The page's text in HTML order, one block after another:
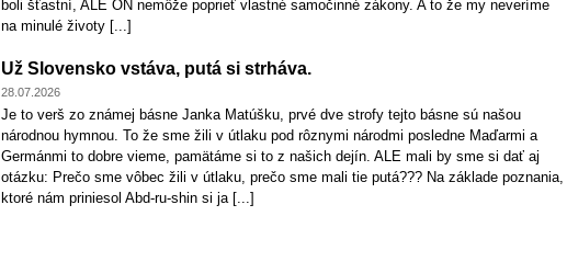
boli šťastní, ALE ON nemôže poprieť vlastné samočinné zákony. A to že my neveríme
na minulé životy [...]
Už Slovensko vstáva, putá si strháva.
28.07.2026
Je to verš zo známej básne Janka Matúšku, prvé dve strofy tejto básne sú našou
národnou hymnou. To že sme žili v útlaku pod rôznymi národmi posledne Maďarmi a
Germánmi to dobre vieme, pamätáme si to z našich dejín. ALE mali by sme si dať aj
otázku: Prečo sme vôbec žili v útlaku, prečo sme mali tie putá??? Na základe poznania,
ktoré nám priniesol Abd-ru-shin si ja [...]